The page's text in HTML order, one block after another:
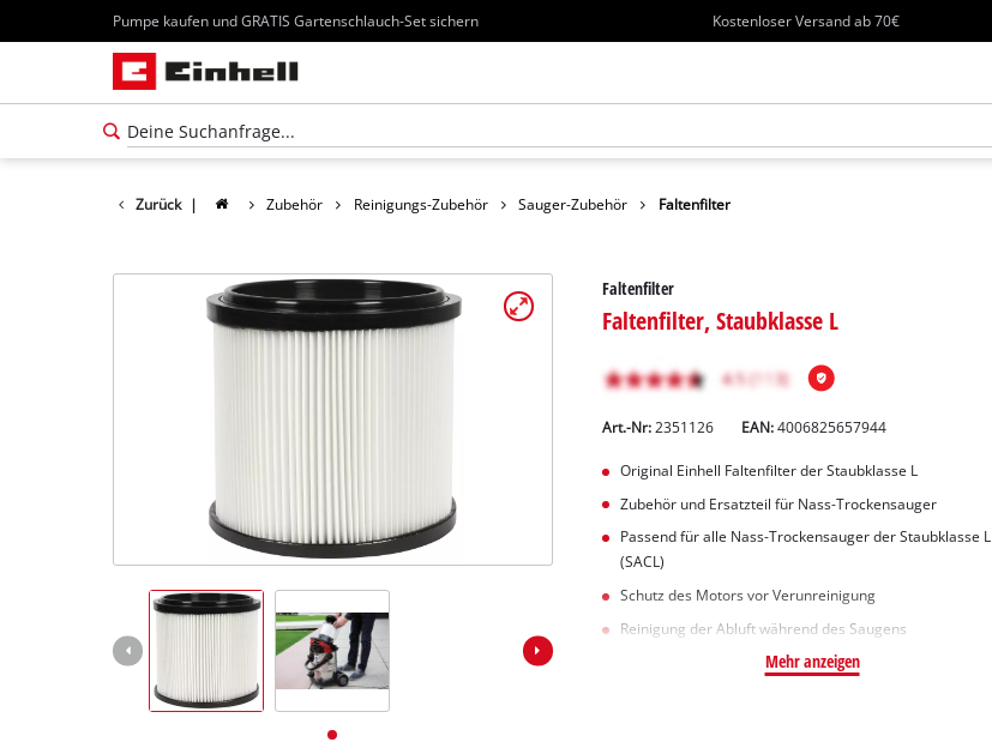
Pumpe kaufen und GRATIS Gartenschlauch-Set sichern Kostenloser Versand ab 70€
Zurück | Zubehör Reinigungs-Zubehör Sauger-Zubehör Faltenfilter
Faltenfilter
Faltenfilter, Staubklasse L
Art.-Nr: 2351126 EAN:4006825657944
Original Einhell Faltenfilter der Staubklasse L
Zubehör und Ersatzteil für Nass-Trockensauger
Passend für alle Nass-Trockensauger der Staubklasse L
(SACL)
Schutz des Motors vor Verunreinigung
Reinigung der Abluft während des Saugens
Mehr anzeigen